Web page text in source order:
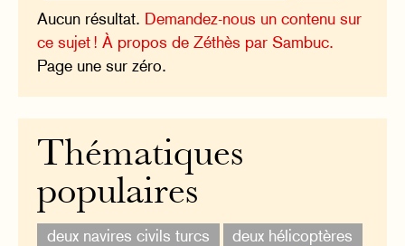
Aucun résultat. Demandez-nous un contenu sur
ce sujet ! À propos de Zéthès par Sambuc.
Page une sur zéro.
Thématiques
populaires
deux navires civils turcs
deux hélicoptères